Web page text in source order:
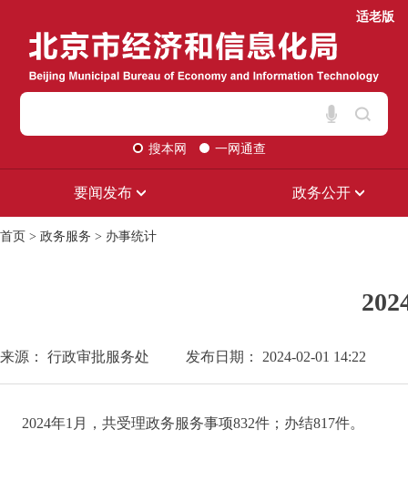
适老版
搜本网 一网通查
要闻发布 政务公开
首页 > 政务服务 > 办事统计
来源： 行政审批服务处 发布日期： 2024-02-01 14:22
2024年1月，共受理政务服务事项832件；办结817件。